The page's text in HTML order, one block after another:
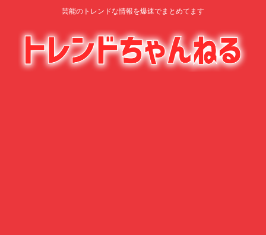
芸能のトレンドな情報を爆速でまとめてます